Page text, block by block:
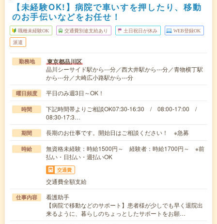
【未経験OK!】病院で車いすを押したり、移動
のお手伝いなどをお任せ！
職種未経験OK 交通費別途支給あり 土日祝日が休み WEB登録OK
派遣
勤務地 東京都品川区
品川シーサイド駅から---分／西大井駅から---分／青物横丁駅
から---分／大崎広小路駅から---分
曜日頻度 平日のみ週3日～OK！
時間
下記時間帯よりご相談OK07:30-16:30 / 08:00-17:00 /
08:30-17:3…
期間 長期のお仕事です。開始日はご相談ください！ ※急募
時給
無資格未経験：時給1500円～ 経験者：時給1700円～ ※前
払い・日払い・週払いOK
交通費
交通費全額支給
仕事内容
看護助手
【病院で移動などのサポート】患者様が少しでも早く退院出
来るように、暮らしのちょっとしたサポートをお願…